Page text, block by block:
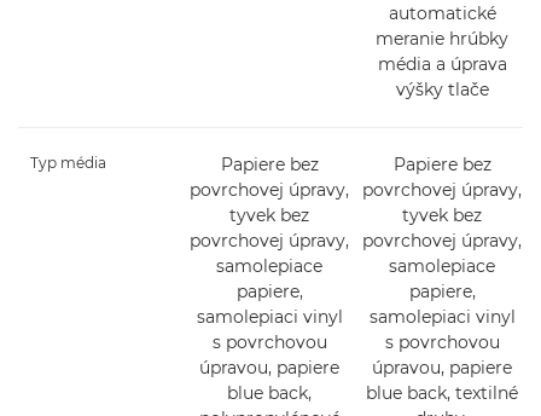
automatické
meranie hrúbky
média a úprava
výšky tlače
Typ média
Papiere bez
povrchovej úpravy,
tyvek bez
povrchovej úpravy,
samolepiace
papiere,
samolepiaci vinyl
s povrchovou
úpravou, papiere
blue back,
Papiere bez
povrchovej úpravy,
tyvek bez
povrchovej úpravy,
samolepiace
papiere,
samolepiaci vinyl
s povrchovou
úpravou, papiere
blue back, textilné